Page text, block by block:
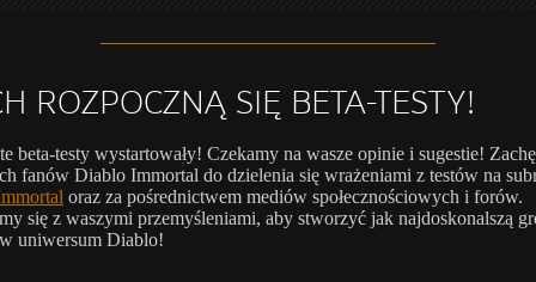
ROZPOCZNĄ SIĘ BETA-TESTY!
beta-testy wystartowały! Czekamy na wasze opinie i sugestie!
fanów Diablo Immortal do dzielenia się wrażeniami z testów na
oraz za pośrednictwem mediów społecznościowych i forów.
się z waszymi przemyśleniami, aby stworzyć jak najdoskonalszą
uniwersum Diablo!